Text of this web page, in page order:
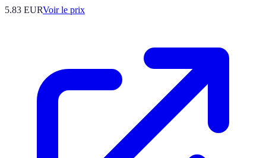
5.83 EURVoir le prix